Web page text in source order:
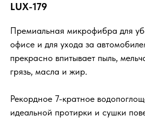
LUX-179
Премиальная микрофибра для
офисе и для ухода за
прекрасно впитывает пыль,
грязь, масла и жир.
Рекордное 7-кратное
идеальной протирки и сушки